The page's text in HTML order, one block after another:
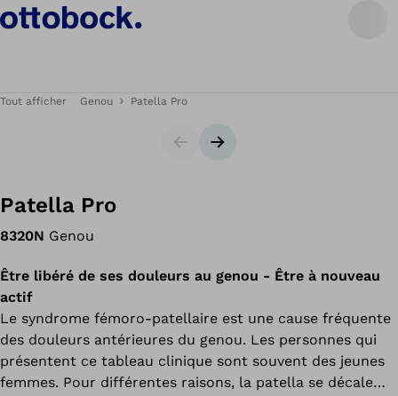
Tout afficher Genou Patella Pro
CarrouselBannière suivante
Patella Pro
8320N Genou
Être libéré de ses douleurs au genou - Être à nouveau
actif
Le syndrome fémoro-patellaire est une cause fréquente
des douleurs antérieures du genou. Les personnes qui
présentent ce tableau clinique sont souvent des jeunes
femmes. Pour différentes raisons, la patella se décale